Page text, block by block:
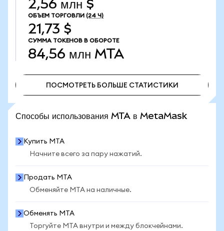
2,56 млн $
ОБЪЕМ ТОРГОВЛИ (24 Ч)
21,73 $
СУММА ТОКЕНОВ В ОБОРОТЕ
84,56 млн MTA
ПОСМОТРЕТЬ БОЛЬШЕ СТАТИСТИКИ
Способы использования MTA в MetaMask
Купить MTA
Начните всего за пару нажатий.
Продать MTA
Обменяйте MTA на наличные.
Обменять MTA
Торгуйте MTA внутри и между блокчейнами.